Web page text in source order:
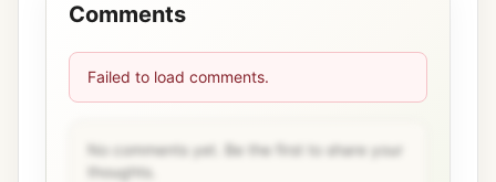
Comments
Failed to load comments.
No comments yet. Be the first to share your
thoughts.